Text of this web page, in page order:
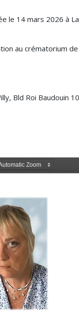
le 14 mars 2026 à
au crématorium
Bld Roi Baudouin